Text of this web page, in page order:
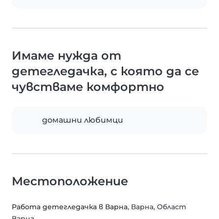
Имаме нужда от
детегледачка, с която да се
чувстваме комфортно
домашни любимци
Местоположение
Работа детегледачка в Варна, Варна, Област